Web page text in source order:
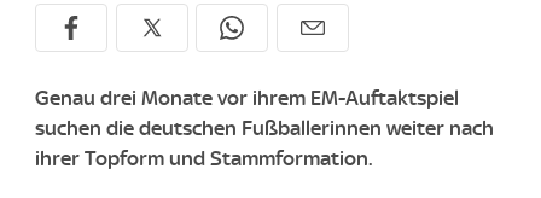
Genau drei Monate vor ihrem EM-Auftaktspiel
suchen die deutschen Fußballerinnen weiter nach
ihrer Topform und Stammformation.